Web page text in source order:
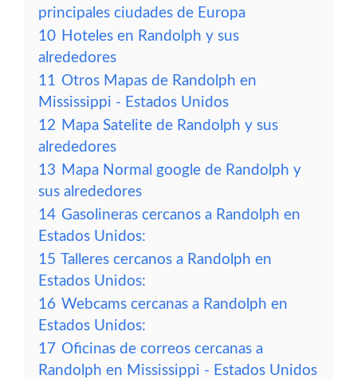
principales ciudades de Europa
10 Hoteles en Randolph y sus
alrededores
11 Otros Mapas de Randolph en
Mississippi - Estados Unidos
12 Mapa Satelite de Randolph y sus
alrededores
13 Mapa Normal google de Randolph y
sus alrededores
14 Gasolineras cercanos a Randolph en
Estados Unidos:
15 Talleres cercanos a Randolph en
Estados Unidos:
16 Webcams cercanas a Randolph en
Estados Unidos:
17 Oficinas de correos cercanas a
Randolph en Mississippi - Estados Unidos